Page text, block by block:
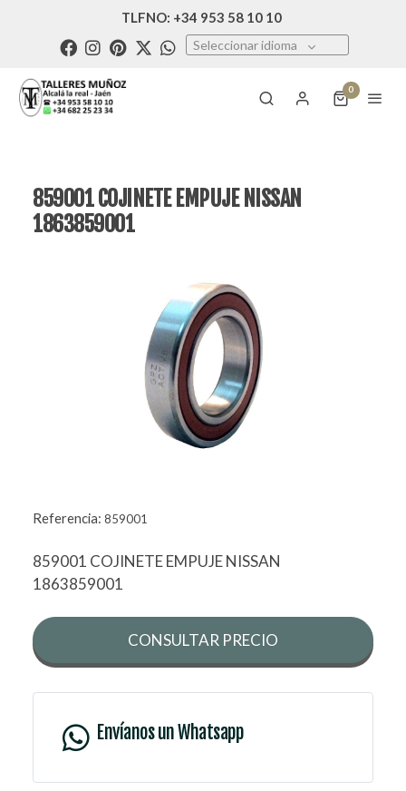
TLFNO: +34 953 58 10 10
Seleccionar idioma
0
859001 COJINETE EMPUJE NISSAN
1863859001
Referencia: 859001
859001 COJINETE EMPUJE NISSAN
1863859001
CONSULTAR PRECIO
Envíanos un Whatsapp